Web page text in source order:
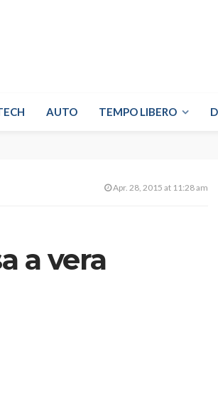
AUTO TEMPO LIBERO
Apr. 28, 2015 at 11:28 am
a vera